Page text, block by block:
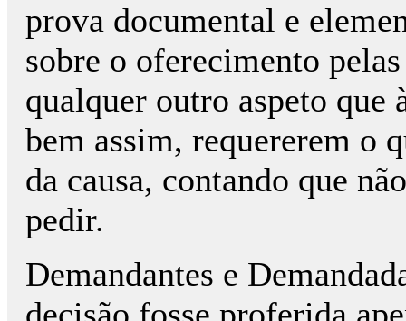
prova documental e
sobre o oferecimento
qualquer outro aspeto que
bem assim, requererem o
da causa, contando que
pedir.
Demandantes e